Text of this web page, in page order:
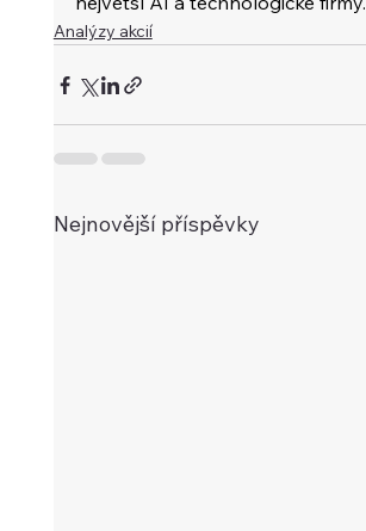
Analýzy akcií
Nejnovější příspěvky